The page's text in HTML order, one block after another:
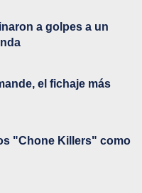
a golpes a un
el fichaje más
"Chone Killers" como